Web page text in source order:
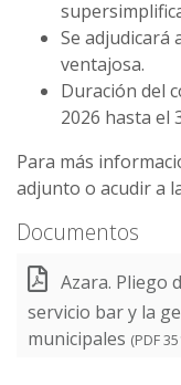
Se adjudicará
ventajosa.
Duración del
2026 hasta el
Para más
adjunto o acudir a
Documentos
Azara. Pliego
servicio bar y la
municipales (PDF